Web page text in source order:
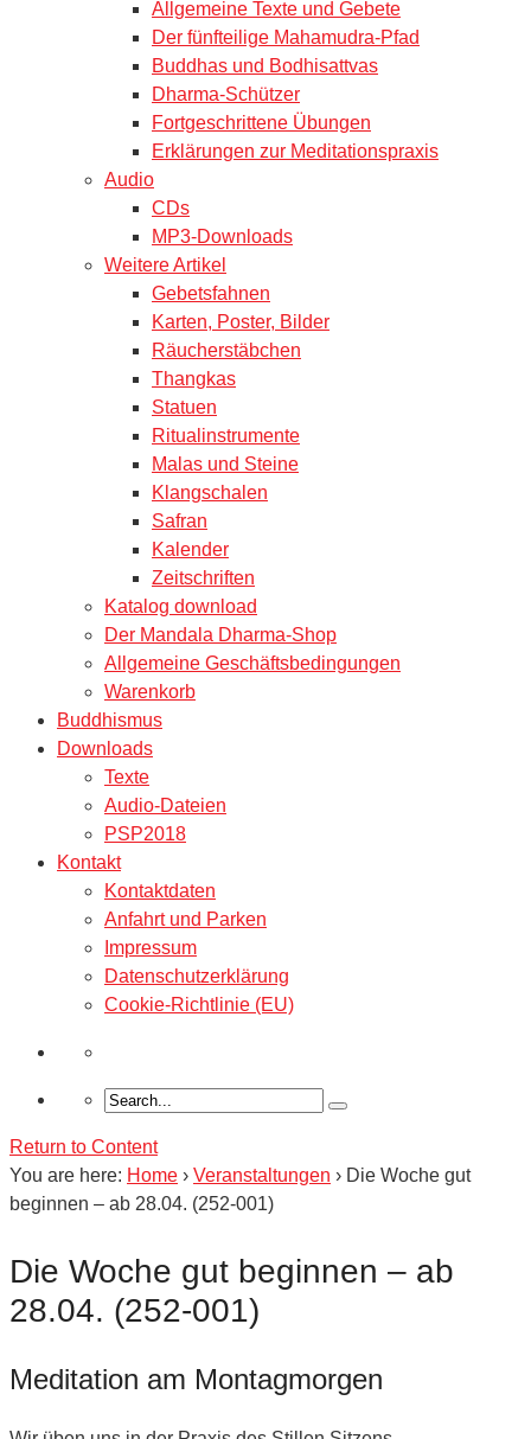
Allgemeine Texte und Gebete
Der fünfteilige Mahamudra-Pfad
Buddhas und Bodhisattvas
Dharma-Schützer
Fortgeschrittene Übungen
Erklärungen zur Meditationspraxis
Audio
CDs
MP3-Downloads
Weitere Artikel
Gebetsfahnen
Karten, Poster, Bilder
Räucherstäbchen
Thangkas
Statuen
Ritualinstrumente
Malas und Steine
Klangschalen
Safran
Kalender
Zeitschriften
Katalog download
Der Mandala Dharma-Shop
Allgemeine Geschäftsbedingungen
Warenkorb
Buddhismus
Downloads
Texte
Audio-Dateien
PSP2018
Kontakt
Kontaktdaten
Anfahrt und Parken
Impressum
Datenschutzerklärung
Cookie-Richtlinie (EU)
Return to Content
You are here: Home › Veranstaltungen › Die Woche gut
beginnen – ab 28.04. (252-001)
Die Woche gut beginnen – ab
28.04. (252-001)
Meditation am Montagmorgen